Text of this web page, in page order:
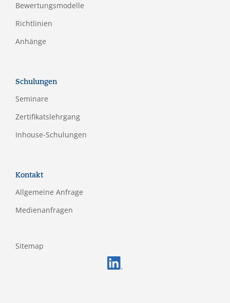
Bewertungsmodelle
Richtlinien
Anhänge
Schulungen
Seminare
Zertifikatslehrgang
Inhouse-Schulungen
Kontakt
Allgemeine Anfrage
Medienanfragen
Sitemap